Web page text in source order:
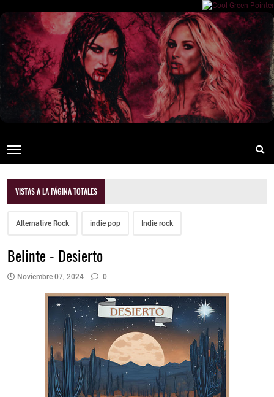
VISTAS A LA PÁGINA TOTALES
Alternative Rock indie pop Indie rock
Belinte - Desierto
Noviembre 07, 2024 0